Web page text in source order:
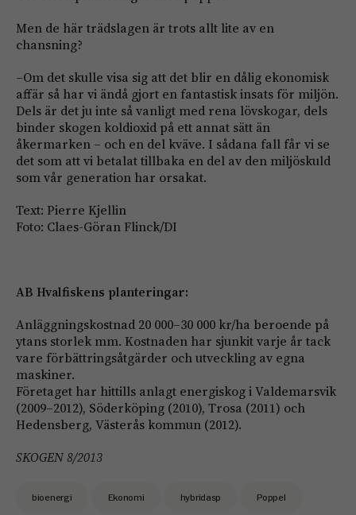
Men de här trädslagen är trots allt lite av en
chansning?
–Om det skulle visa sig att det blir en dålig ekonomisk
affär så har vi ändå gjort en fantastisk insats för miljön.
Dels är det ju inte så vanligt med rena lövskogar, dels
binder skogen koldioxid på ett annat sätt än
åkermarken – och en del kväve. I sådana fall får vi se
det som att vi betalat tillbaka en del av den miljöskuld
som vår generation har orsakat.
Text: Pierre Kjellin
Foto: Claes-Göran Flinck/DI
AB Hvalfiskens planteringar:
Anläggningskostnad 20 000–30 000 kr/ha beroende på
ytans storlek mm. Kostnaden har sjunkit varje år tack
vare förbättringsåtgärder och utveckling av egna
maskiner.
Företaget har hittills anlagt energiskog i Valdemarsvik
(2009–2012), Söderköping (2010), Trosa (2011) och
Hedensberg, Västerås kommun (2012).
SKOGEN 8/2013
bioenergi Ekonomi hybridasp Poppel